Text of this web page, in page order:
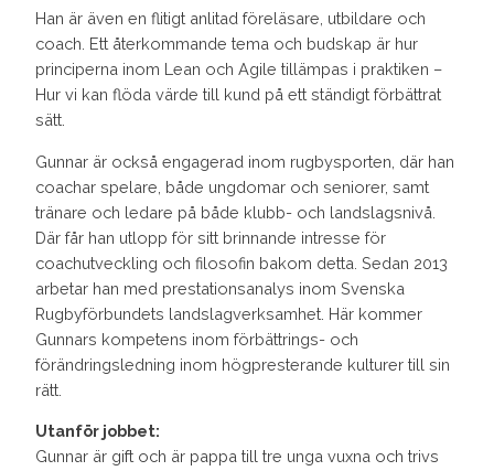
Han är även en flitigt anlitad föreläsare, utbildare och
coach. Ett återkommande tema och budskap är hur
principerna inom Lean och Agile tillämpas i praktiken –
Hur vi kan flöda värde till kund på ett ständigt förbättrat
sätt.
Gunnar är också engagerad inom rugbysporten, där han
coachar spelare, både ungdomar och seniorer, samt
tränare och ledare på både klubb- och landslagsnivå.
Där får han utlopp för sitt brinnande intresse för
coachutveckling och filosofin bakom detta. Sedan 2013
arbetar han med prestationsanalys inom Svenska
Rugbyförbundets landslagverksamhet. Här kommer
Gunnars kompetens inom förbättrings- och
förändringsledning inom högpresterande kulturer till sin
rätt.
Utanför jobbet:
Gunnar är gift och är pappa till tre unga vuxna och trivs